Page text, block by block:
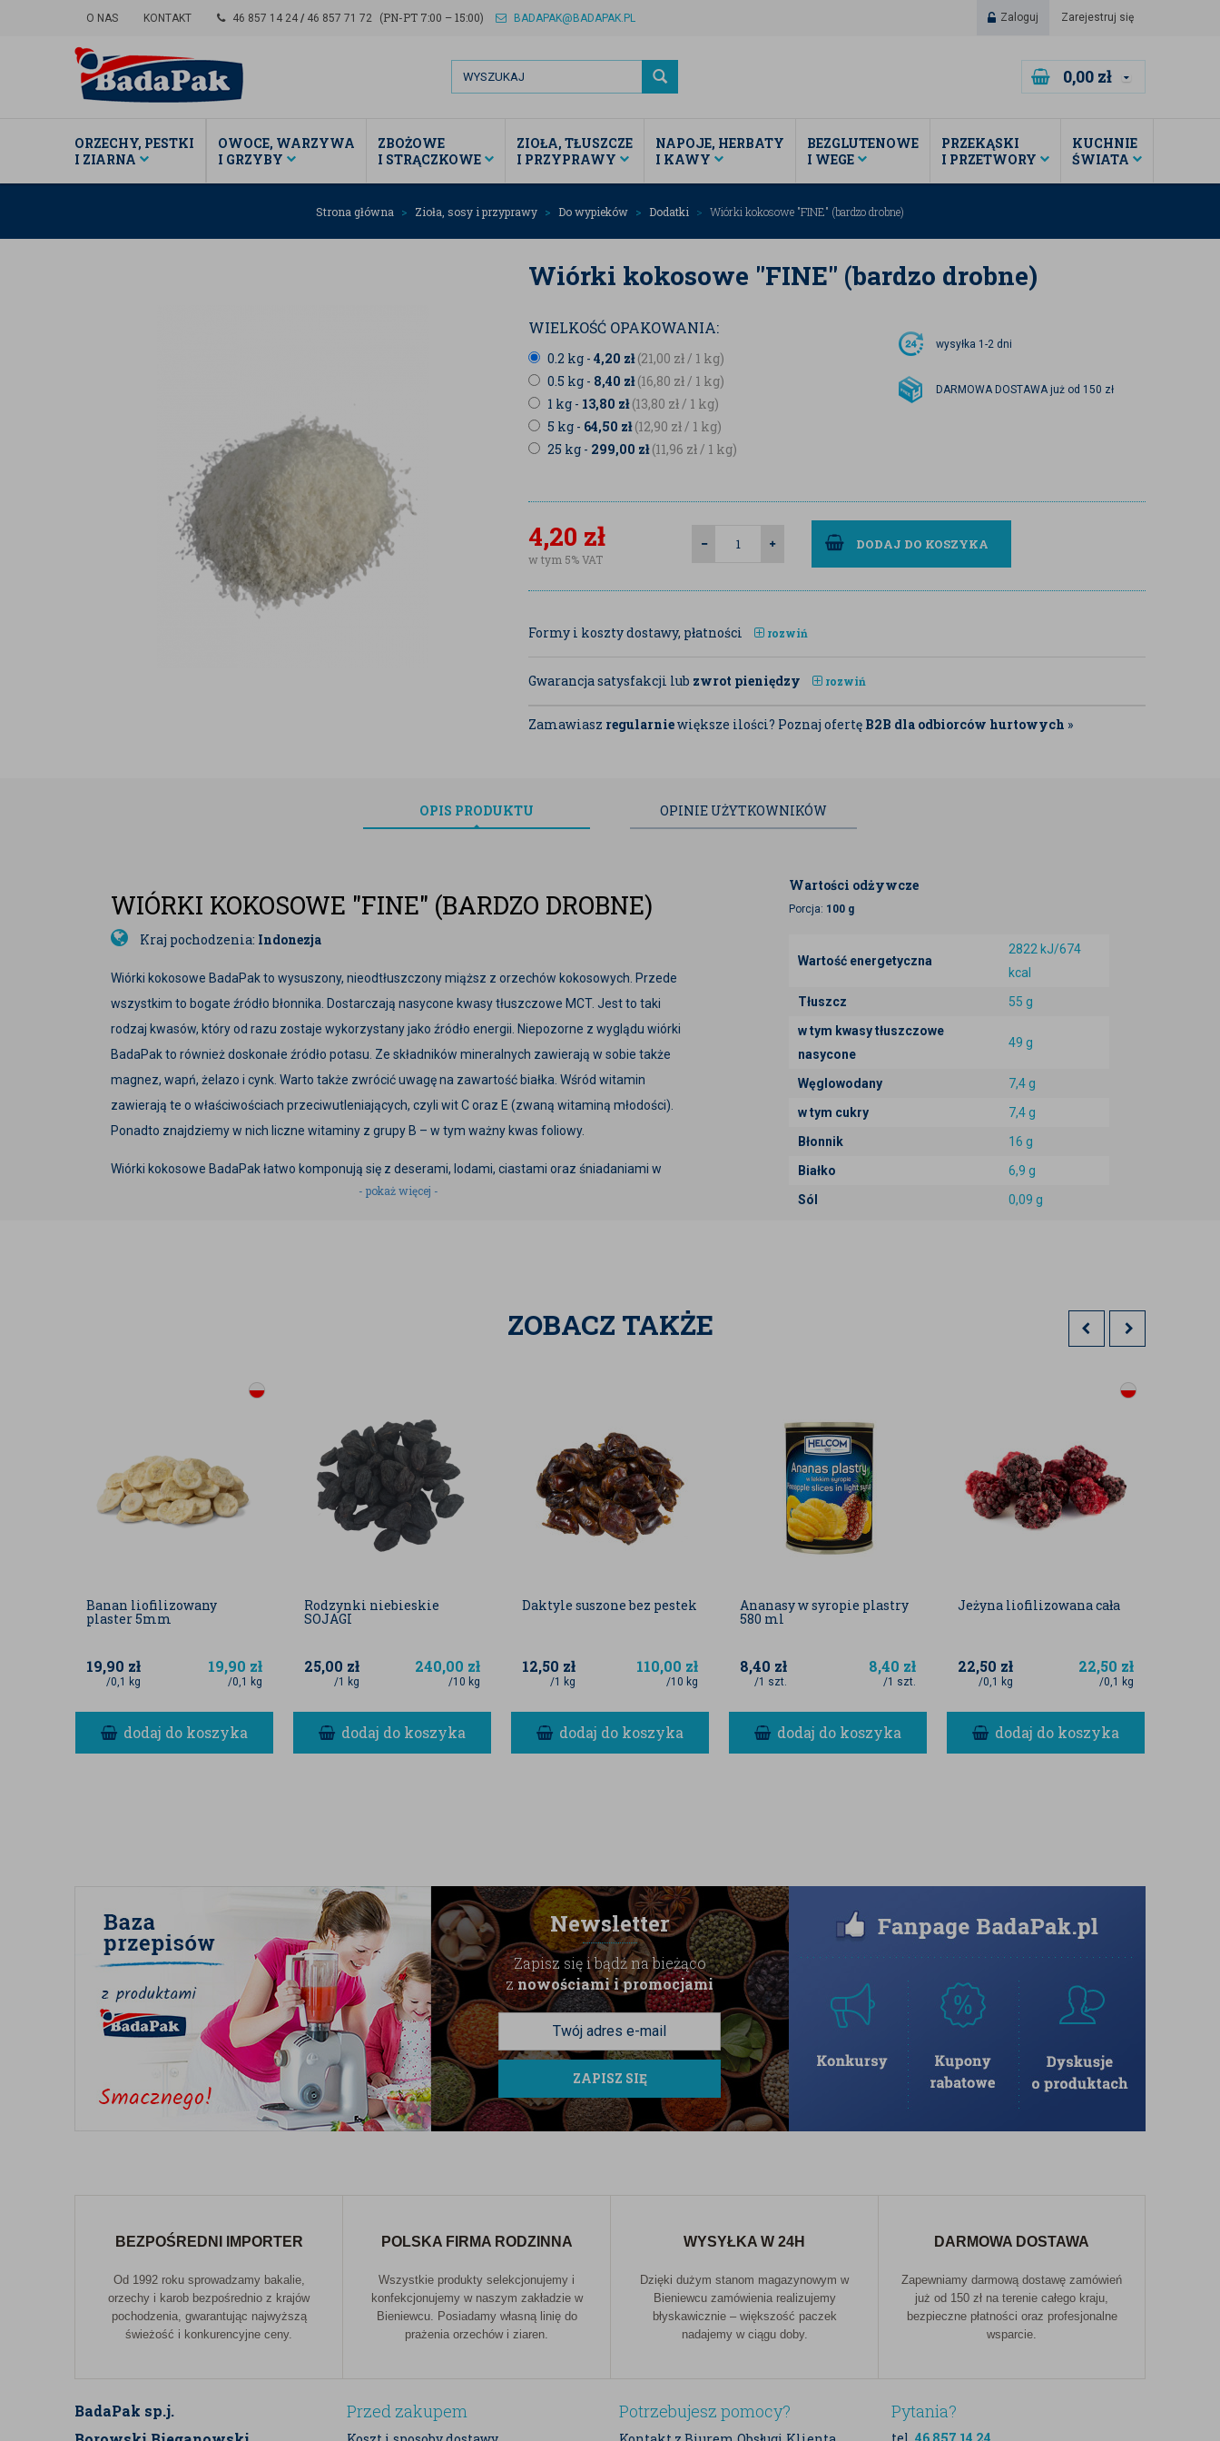
O NAS KONTAKT 46 857 14 24 / 46 857 71 72 (PN-PT 7:00 – 15:00) BADAPAK@BADAPAK.PL Zaloguj Zarejestruj się
0,00 zł
ORZECHY, PESTKI
I ZIARNA
OWOCE, WARZYWA
I GRZYBY
ZBOŻOWE
I STRĄCZKOWE
ZIOŁA, TŁUSZCZE
I PRZYPRAWY
NAPOJE, HERBATY
I KAWY
BEZGLUTENOWE
I WEGE
PRZEKĄSKI
I PRZETWORY
KUCHNIE
ŚWIATA
Strona główna Zioła, sosy i przyprawy Do wypieków Dodatki Wiórki kokosowe "FINE" (bardzo drobne)
Wiórki kokosowe "FINE" (bardzo drobne)
WIELKOŚĆ OPAKOWANIA:
0.2 kg - 4,20 zł(21,00 zł/ 1 kg)
0.5 kg - 8,40 zł(16,80 zł/ 1 kg)
1 kg - 13,80 zł(13,80 zł/ 1 kg)
5 kg - 64,50 zł(12,90 zł/ 1 kg)
25 kg - 299,00 zł(11,96 zł/ 1 kg)
wysyłka 1-2 dni
DARMOWA DOSTAWA już od 150 zł
4,20 zł
w tym 5% VAT
DODAJ DO KOSZYKA
Formy i koszty dostawy, płatności rozwiń
Gwarancja satysfakcji lub zwrot pieniędzy rozwiń
Zamawiasz regularniewiększe ilości? Poznaj ofertę B2B dla odbiorców hurtowych »
OPIS PRODUKTU OPINIE UŻYTKOWNIKÓW
WIÓRKI KOKOSOWE "FINE" (BARDZO DROBNE)
Kraj pochodzenia: Indonezja
Wiórki kokosowe BadaPak to wysuszony, nieodtłuszczony miąższ z orzechów kokosowych. Przede
wszystkim to bogate źródło błonnika. Dostarczają nasycone kwasy tłuszczowe MCT. Jest to taki
rodzaj kwasów, który od razu zostaje wykorzystany jako źródło energii. Niepozorne z wyglądu wiórki
BadaPak to również doskonałe źródło potasu. Ze składników mineralnych zawierają w sobie także
magnez, wapń, żelazo i cynk. Warto także zwrócić uwagę na zawartość białka. Wśród witamin
zawierają te o właściwościach przeciwutleniających, czyli wit C oraz E (zwaną witaminą młodości).
Ponadto znajdziemy w nich liczne witaminy z grupy B – w tym ważny kwas foliowy.
Wiórki kokosowe BadaPak łatwo komponują się z deserami, lodami, ciastami oraz śniadaniami w
postaci owsianki czy naleśników. Są doskonałym uzupełnieniem koktajli. Coraz częściej używane są
orzechy, produkty zawierające gluten oraz produkty zawierające SO2 (dwutlenek siarki).
Zdjęcia produktu są zdjęciami poglądowymi i mogą się różnić od aktualnej partii.
Firma stara się aktualizować na bieżąco wszystkie informacje zawarte na naszym sklepie
www.badapak.pl, jednak dane zawarte w opisie produktu mogą różnić się nieco, w zależności od
aktualnej partii produktu.
- pokaż więcej -
Wartości odżywcze
Porcja: 100 g
Wartość energetyczna
2822 kJ/674
kcal
Tłuszcz
55 g
w tym kwasy tłuszczowe
nasycone
49 g
Węglowodany
7,4 g
w tym cukry
7,4 g
Błonnik
16 g
Białko
6,9 g
Sól
0,09 g
ZOBACZ TAKŻE
Banan liofilizowany
plaster 5mm
19,90 zł
/0,1 kg
19,90 zł
/0,1 kg
dodaj do koszyka
Rodzynki niebieskie
SOJAGI
25,00 zł
/1 kg
240,00 zł
/10 kg
dodaj do koszyka
Daktyle suszone bez pestek
12,50 zł
/1 kg
110,00 zł
/10 kg
dodaj do koszyka
Ananasy w syropie plastry
580 ml
8,40 zł
/1 szt.
8,40 zł
/1 szt.
dodaj do koszyka
Jeżyna liofilizowana cała
22,50 zł
/0,1 kg
22,50 zł
/0,1 kg
dodaj do koszyka
Newsletter
Zapisz się i bądź na bieżąco
znowościami i promocjami
ZAPISZ SIĘ
BEZPOŚREDNI IMPORTER
Od 1992 roku sprowadzamy bakalie,
orzechy i karob bezpośrednio z krajów
pochodzenia, gwarantując najwyższą
świeżość i konkurencyjne ceny.
POLSKA FIRMA RODZINNA
Wszystkie produkty selekcjonujemy i
konfekcjonujemy w naszym zakładzie w
Bieniewcu. Posiadamy własną linię do
prażenia orzechów i ziaren.
WYSYŁKA W 24H
Dzięki dużym stanom magazynowym w
Bieniewcu zamówienia realizujemy
błyskawicznie – większość paczek
nadajemy w ciągu doby.
DARMOWA DOSTAWA
Zapewniamy darmową dostawę zamówień
już od 150 zł na terenie całego kraju,
bezpieczne płatności oraz profesjonalne
wsparcie.
BadaPak sp.j.
Pytania?
Przed zakupem Potrzebujesz pomocy?